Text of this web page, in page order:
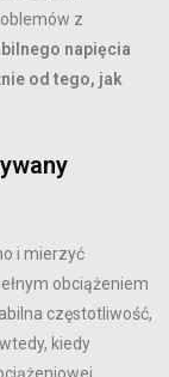
z
napięcia
od tego, jak
i mierzyć
obciążeniem
częstotliwość,
kiedy